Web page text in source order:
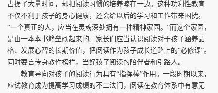
占据了大量时间，却把阅读习惯的培养晾在一边。这种功利性教育
不仅不利于孩子的身心健康，还会给以后的学习和工作带来困扰。
“一个真正的人，应当在灵魂深处拥有一种精神家园。”而这个家园，
是由一本本书籍垒砌起来的。家长们应当认识阅读对于孩子涵养品
格、发展心智的长期价值，把阅读作为孩子成长道路上的“必修课”。
同时要言传身教作榜样，当好孩子阅读的陪伴者和引路人。
教育导向对孩子的阅读行为具有“指挥棒”作用。一段时期以来，
应试教育成为提高学习成绩的不二法门，阅读在教育体系中有意无